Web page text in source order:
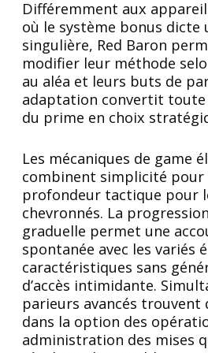
Différemment aux
où le système bonus dicte
singulière, Red Baron
modifier leur méthode
au aléa et leurs buts de
adaptation convertit toute
du prime en choix
Les mécaniques de game
combinent simplicité pour
profondeur tactique pour
chevronnés. La
graduelle permet une
spontanée avec les variés
caractéristiques sans
d’accès intimidante.
parieurs avancés trouvent
dans la option des
administration des mises